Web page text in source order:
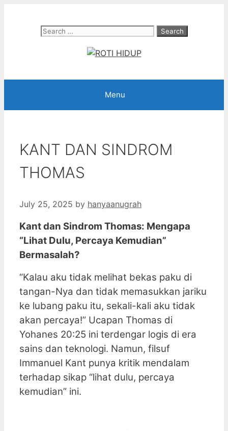
Search
Menu
KANT DAN SINDROM
THOMAS
July 25, 2025 by hanyaanugrah
Kant dan Sindrom Thomas: Mengapa
“Lihat Dulu, Percaya Kemudian”
Bermasalah?
“Kalau aku tidak melihat bekas paku di
tangan-Nya dan tidak memasukkan jariku
ke lubang paku itu, sekali-kali aku tidak
akan percaya!” Ucapan Thomas di
Yohanes 20:25 ini terdengar logis di era
sains dan teknologi. Namun, filsuf
Immanuel Kant punya kritik mendalam
terhadap sikap “lihat dulu, percaya
kemudian” ini.